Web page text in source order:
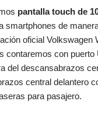
pantalla touch de
smartphones de
oficial Volkswagen
contaremos con puerto
del descansabrazos
central delantero
para pasajero.